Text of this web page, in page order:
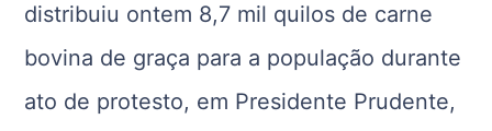
distribuiu ontem 8,7 mil quilos de carne
bovina de graça para a população durante
ato de protesto, em Presidente Prudente,